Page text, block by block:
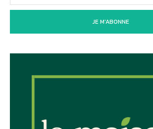
JE M'ABONNE